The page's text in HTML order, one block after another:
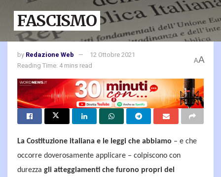
FASCISMO
by Redazione Web
12 Ottobre 2021
Reading Time: 4 mins read
AA
La Costituzione italiana e le leggi che abbiamo – e che
occorre doverosamente applicare – colpiscono con
durezza gli atteggiamenti che furono propri del